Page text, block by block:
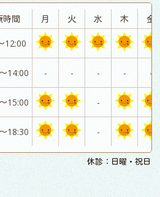
時間 月 火 水 木 金
12:00
14:00 - - - - -
15:00 -
18:30 -
休診：日曜・祝日